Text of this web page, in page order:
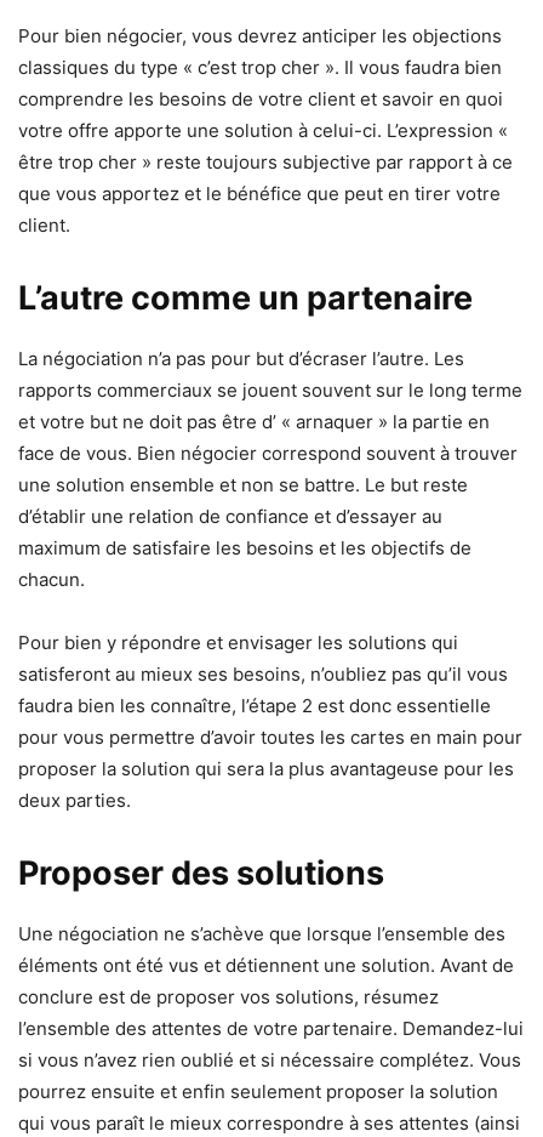
Pour bien négocier, vous devrez anticiper les objections
classiques du type « c’est trop cher ». Il vous faudra bien
comprendre les besoins de votre client et savoir en quoi
votre offre apporte une solution à celui-ci. L’expression «
être trop cher » reste toujours subjective par rapport à ce
que vous apportez et le bénéfice que peut en tirer votre
client.
L’autre comme un partenaire
La négociation n’a pas pour but d’écraser l’autre. Les
rapports commerciaux se jouent souvent sur le long terme
et votre but ne doit pas être d’ « arnaquer » la partie en
face de vous. Bien négocier correspond souvent à trouver
une solution ensemble et non se battre. Le but reste
d’établir une relation de confiance et d’essayer au
maximum de satisfaire les besoins et les objectifs de
chacun.
Pour bien y répondre et envisager les solutions qui
satisferont au mieux ses besoins, n’oubliez pas qu’il vous
faudra bien les connaître, l’étape 2 est donc essentielle
pour vous permettre d’avoir toutes les cartes en main pour
proposer la solution qui sera la plus avantageuse pour les
deux parties.
Proposer des solutions
Une négociation ne s’achève que lorsque l’ensemble des
éléments ont été vus et détiennent une solution. Avant de
conclure est de proposer vos solutions, résumez
l’ensemble des attentes de votre partenaire. Demandez-lui
si vous n’avez rien oublié et si nécessaire complétez. Vous
pourrez ensuite et enfin seulement proposer la solution
qui vous paraît le mieux correspondre à ses attentes (ainsi